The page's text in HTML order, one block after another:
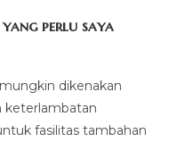
perlu saya
dikenakan
keterlambatan
fasilitas tambahan